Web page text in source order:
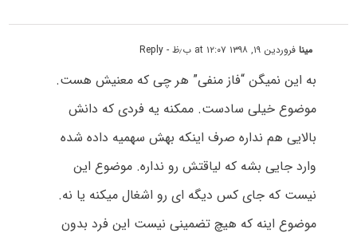
مینافروردین ۱۹, ۱۳۹۸ at ۱۲:۰۷ ب٫ظ - Reply
به این نمیگن “فاز منفی” هر چی که معنیش هست.
موضوع خیلی سادست. ممکنه یه فردی که دانش
بالایی هم نداره صرف اینکه بهش سهمیه داده شده
وارد جایی بشه که لیاقتش رو نداره. موضوع این
نیست که جای کس دیگه ای رو اشغال میکنه یا نه.
موضوع اینه که هیچ تضمینی نیست این فرد بدون